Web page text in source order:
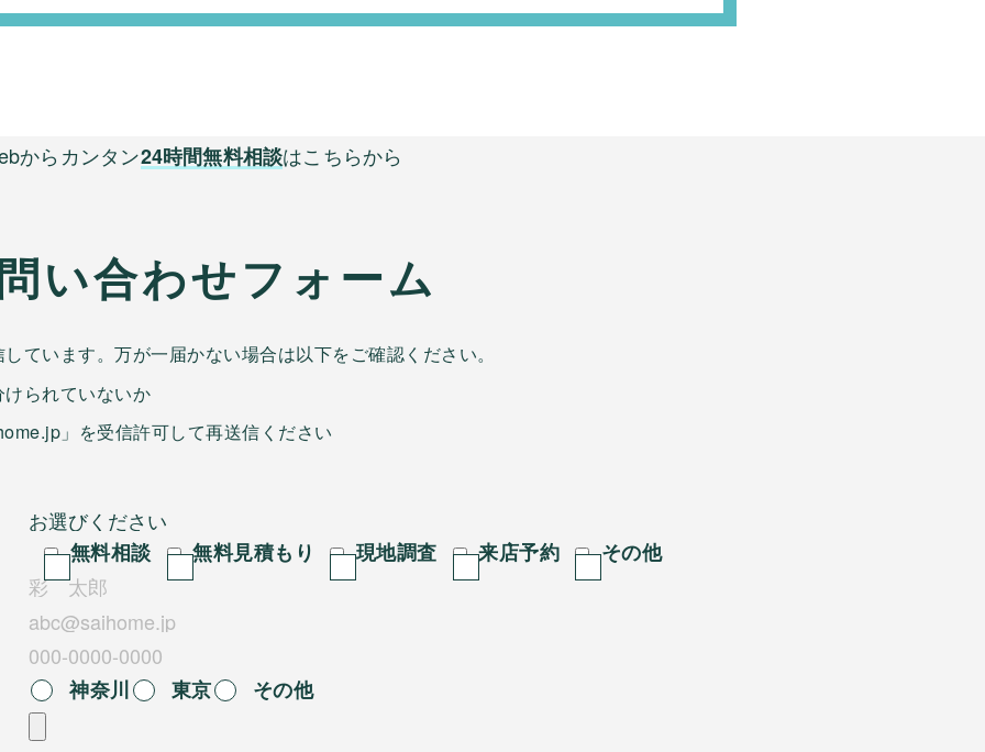
からカンタン24時間無料相談はこちらから
い合わせフォーム
ています。万が一届かない場合は以下をご確認ください。
られていないか
」を受信許可して再送信ください
無料相談 無料見積もり 現地調査 来店予約 その他
神奈川 東京 その他